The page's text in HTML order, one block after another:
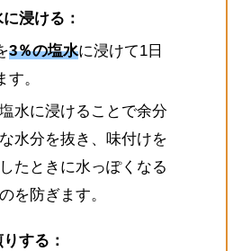
浸ける：
3％の塩水に浸けて1日
す。
塩水に浸けることで余分
な水分を抜き、味付けを
したときに水っぽくなる
のを防ぎます。
する：